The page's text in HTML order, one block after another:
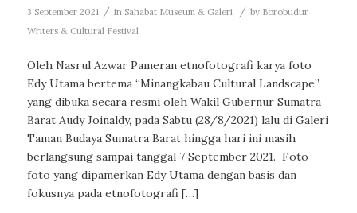
3 September 2021 / in Sahabat Museum & Galeri / by Borobudur
Writers & Cultural Festival
Oleh Nasrul Azwar Pameran etnofotografi karya foto
Edy Utama bertema “Minangkabau Cultural Landscape”
yang dibuka secara resmi oleh Wakil Gubernur Sumatra
Barat Audy Joinaldy, pada Sabtu (28/8/2021) lalu di Galeri
Taman Budaya Sumatra Barat hingga hari ini masih
berlangsung sampai tanggal 7 September 2021. Foto-
foto yang dipamerkan Edy Utama dengan basis dan
fokusnya pada etnofotografi […]